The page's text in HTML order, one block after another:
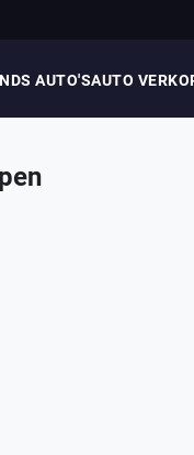
AUTO'SAUTO